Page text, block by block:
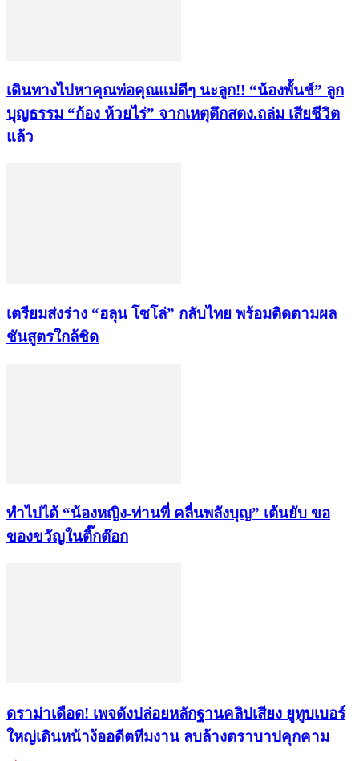
เดินทางไปหาคุณพ่อคุณแม่ดีๆ นะลูก!! “น้องพั้นช์” ลูก
บุญธรรม “ก้อง ห้วยไร่” จากเหตุตึกสตง.ถล่ม เสียชีวิต
แล้ว
เตรียมส่งร่าง “ฮลุน โซโล่” กลับไทย พร้อมติดตามผล
ชันสูตรใกล้ชิด
ทำไปได้ “น้องหญิง-ท่านพี่ คลื่นพลังบุญ” เต้นยับ ขอ
ของขวัญในติ๊กต๊อก
ดราม่าเดือด! เพจดังปล่อยหลักฐานคลิปเสียง ยูทูบเบอร์
ใหญ่เดินหน้าง้ออดีตทีมงาน ลบล้างตราบาปคุกคาม